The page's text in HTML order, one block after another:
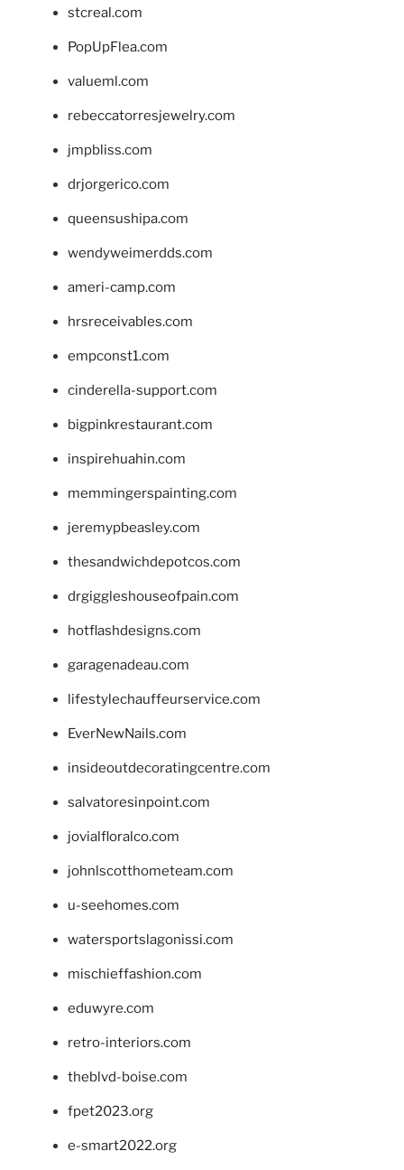
stcreal.com
PopUpFlea.com
valueml.com
rebeccatorresjewelry.com
jmpbliss.com
drjorgerico.com
queensushipa.com
wendyweimerdds.com
ameri-camp.com
hrsreceivables.com
empconst1.com
cinderella-support.com
bigpinkrestaurant.com
inspirehuahin.com
memmingerspainting.com
jeremypbeasley.com
thesandwichdepotcos.com
drgiggleshouseofpain.com
hotflashdesigns.com
garagenadeau.com
lifestylechauffeurservice.com
EverNewNails.com
insideoutdecoratingcentre.com
salvatoresinpoint.com
jovialfloralco.com
johnlscotthometeam.com
u-seehomes.com
watersportslagonissi.com
mischieffashion.com
eduwyre.com
retro-interiors.com
theblvd-boise.com
fpet2023.org
e-smart2022.org